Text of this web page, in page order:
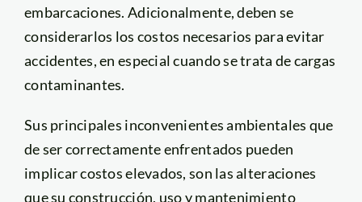
embarcaciones. Adicionalmente, deben se
considerarlos los costos necesarios para evitar
accidentes, en especial cuando se trata de cargas
contaminantes.
Sus principales inconvenientes ambientales que
de ser correctamente enfrentados pueden
implicar costos elevados, son las alteraciones
que su construcción, uso y mantenimiento